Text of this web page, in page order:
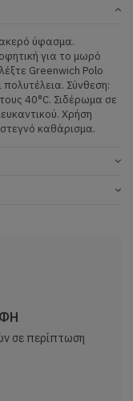
ύφασμα.
για το μωρό
Greenwich Polo
Σύνθεση:
40°C. Σιδέρωμα σε
Χρήση
καθάρισμα.
σε περίπτωση